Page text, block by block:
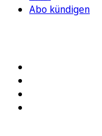
Abo kündigen